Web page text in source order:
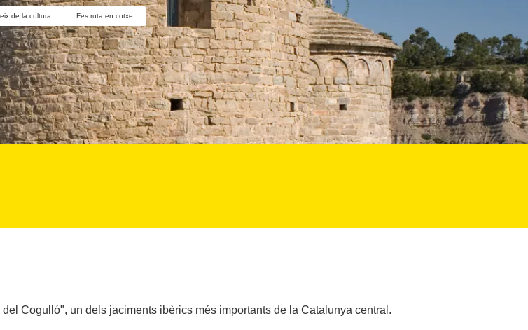
de la cultura Fes ruta en cotxe
Cogulló", un dels jaciments ibèrics més importants de la Catalunya central.